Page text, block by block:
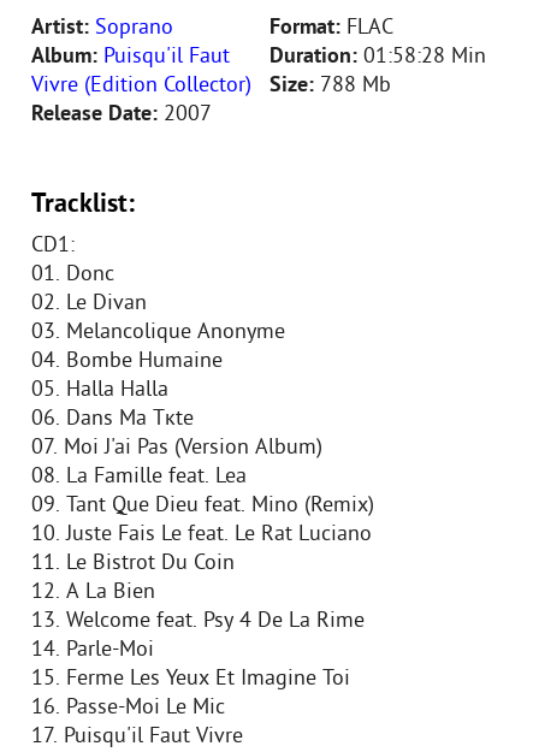
Artist: Soprano
Album: Puisqu'il Faut
Vivre (Edition Collector)
Release Date: 2007
Format: FLAC
Duration: 01:58:28 Min
Size: 788 Mb
Tracklist:
CD1:
01. Donc
02. Le Divan
03. Melancolique Anonyme
04. Bombe Humaine
05. Halla Halla
06. Dans Ma Tкte
07. Moi J'ai Pas (Version Album)
08. La Famille feat. Lea
09. Tant Que Dieu feat. Mino (Remix)
10. Juste Fais Le feat. Le Rat Luciano
11. Le Bistrot Du Coin
12. A La Bien
13. Welcome feat. Psy 4 De La Rime
14. Parle-Moi
15. Ferme Les Yeux Et Imagine Toi
16. Passe-Moi Le Mic
17. Puisqu'il Faut Vivre